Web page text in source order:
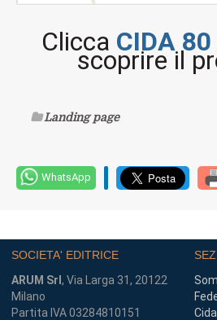
Clicca CIDA
scoprire il
Landing page
WhatsApp
SOCIETA' EDITRICE
ARUM Srl , Via Larga 31, 20122
Milano
Partita IVA 03284810151
Cida